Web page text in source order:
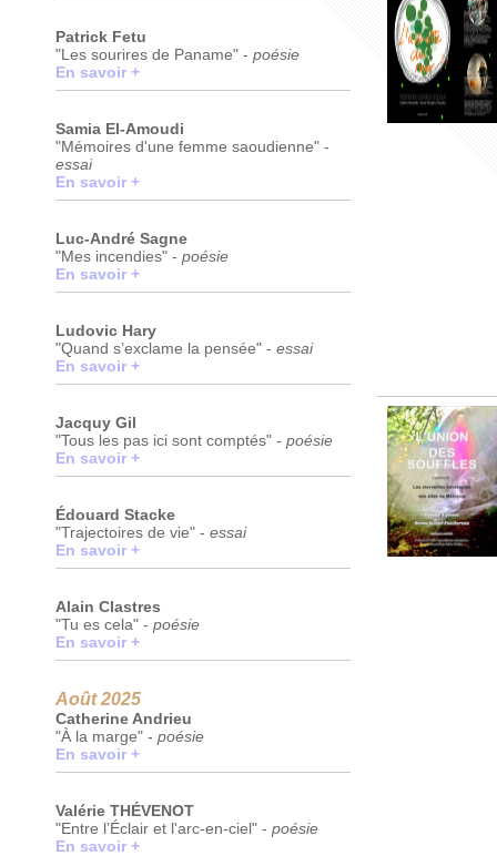
Patrick Fetu
"Les sourires de Paname" - poésie
En savoir +
Samia El-Amoudi
"Mémoires d'une femme saoudienne" -
essai
En savoir +
Luc-André Sagne
"Mes incendies" - poésie
En savoir +
Ludovic Hary
"Quand s’exclame la pensée" - essai
En savoir +
Jacquy Gil
"Tous les pas ici sont comptés" - poésie
En savoir +
Édouard Stacke
"Trajectoires de vie" - essai
En savoir +
Alain Clastres
"Tu es cela" - poésie
En savoir +
Août 2025
Catherine Andrieu
"À la marge" - poésie
En savoir +
Valérie THÉVENOT
"Entre l’Éclair et l'arc-en-ciel" - poésie
En savoir +